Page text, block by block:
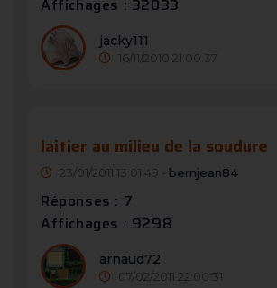
Affichages : 32033
jacky111
16/11/2010 21:00:37
laitier au milieu de la soudure
23/01/2011 13:01:49 - bernjean84
Réponses : 7
Affichages : 9298
arnaud72
07/02/2011 22:00:31